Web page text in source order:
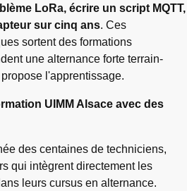
LoRa, écrire un script MQTT,
sur cinq ans. Ces
sortent des formations
une alternance forte terrain-
l'apprentissage.
UIMM Alsace avec des
des centaines de techniciens,
qui intègrent directement les
leurs cursus en alternance.